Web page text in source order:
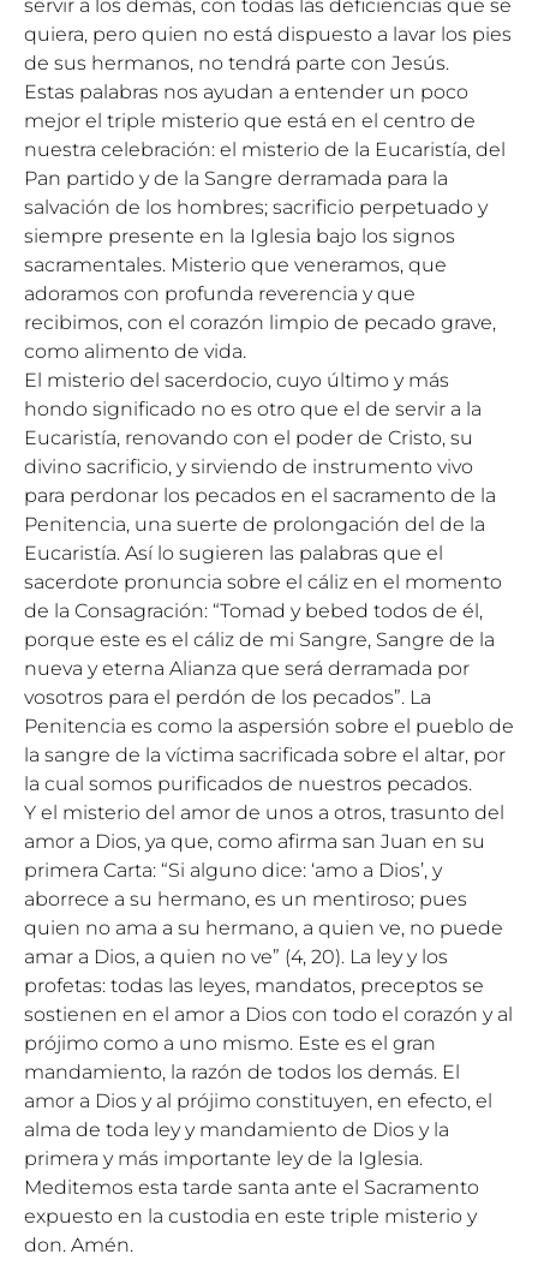
servir a los demás, con todas las deficiencias que se
quiera, pero quien no está dispuesto a lavar los pies
de sus hermanos, no tendrá parte con Jesús.
Estas palabras nos ayudan a entender un poco
mejor el triple misterio que está en el centro de
nuestra celebración: el misterio de la Eucaristía, del
Pan partido y de la Sangre derramada para la
salvación de los hombres; sacrificio perpetuado y
siempre presente en la Iglesia bajo los signos
sacramentales. Misterio que veneramos, que
adoramos con profunda reverencia y que
recibimos, con el corazón limpio de pecado grave,
como alimento de vida.
El misterio del sacerdocio, cuyo último y más
hondo significado no es otro que el de servir a la
Eucaristía, renovando con el poder de Cristo, su
divino sacrificio, y sirviendo de instrumento vivo
para perdonar los pecados en el sacramento de la
Penitencia, una suerte de prolongación del de la
Eucaristía. Así lo sugieren las palabras que el
sacerdote pronuncia sobre el cáliz en el momento
de la Consagración: “Tomad y bebed todos de él,
porque este es el cáliz de mi Sangre, Sangre de la
nueva y eterna Alianza que será derramada por
vosotros para el perdón de los pecados”. La
Penitencia es como la aspersión sobre el pueblo de
la sangre de la víctima sacrificada sobre el altar, por
la cual somos purificados de nuestros pecados.
Y el misterio del amor de unos a otros, trasunto del
amor a Dios, ya que, como afirma san Juan en su
primera Carta: “Si alguno dice: ‘amo a Dios’, y
aborrece a su hermano, es un mentiroso; pues
quien no ama a su hermano, a quien ve, no puede
amar a Dios, a quien no ve” (4, 20). La ley y los
profetas: todas las leyes, mandatos, preceptos se
sostienen en el amor a Dios con todo el corazón y al
prójimo como a uno mismo. Este es el gran
mandamiento, la razón de todos los demás. El
amor a Dios y al prójimo constituyen, en efecto, el
alma de toda ley y mandamiento de Dios y la
primera y más importante ley de la Iglesia.
Meditemos esta tarde santa ante el Sacramento
expuesto en la custodia en este triple misterio y
don. Amén.